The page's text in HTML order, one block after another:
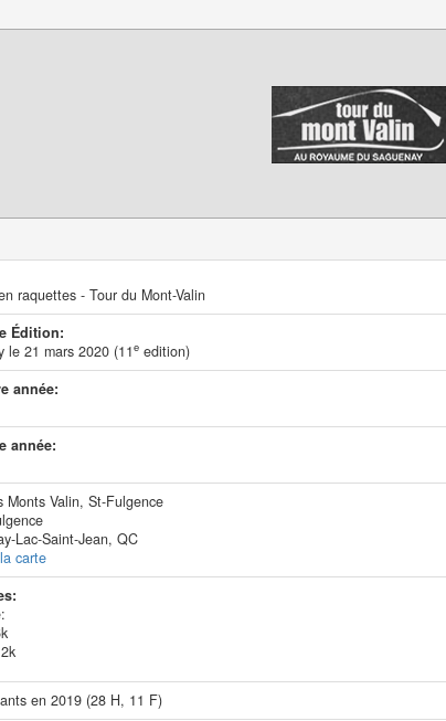
raquettes - Tour du Mont-Valin
Édition:
le 21 mars 2020 (11e edition)
année:
année:
Monts Valin, St-Fulgence
Lac-Saint-Jean, QC
carte
en 2019 (28 H, 11 F)